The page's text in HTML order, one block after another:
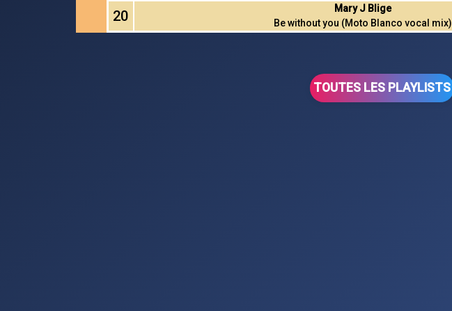
20
Mary J Blige
Be without you (Moto Blanco vocal mix)
TOUTES LES PLAYLISTS